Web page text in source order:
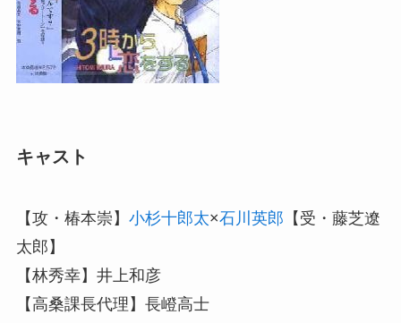
キャスト
【攻・椿本崇】 小杉十郎太×石川英郎 【受・藤芝遼
太郎】
【林秀幸】井上和彦
【高桑課長代理】長嶝高士